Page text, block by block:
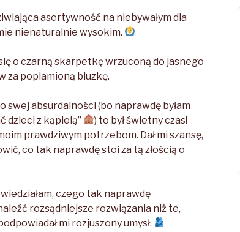
asertywność na niebywałym dla
nienaturalnie wysokim.
o czarną skarpetkę wrzuconą do jasnego
za poplamioną bluzkę.
swej absurdalności (bo naprawdę byłam
dzieci z kąpielą”
) to był świetny czas!
prawdziwym potrzebom. Dał mi szansę,
co tak naprawdę stoi za tą złością o
czego tak naprawdę
rozsądniejsze rozwiązania niż te,
mi rozjuszony umysł.